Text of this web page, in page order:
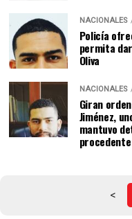
NACIONALES
Policía
permita
Oliva
NACIONALES
Giran
Jiménez,
mantuvo
<